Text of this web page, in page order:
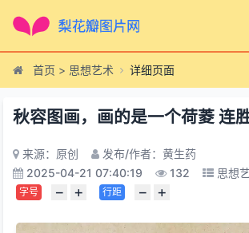
首页 > 思想艺术 详细页面
秋容图画，画的是一个荷菱 连
来源：原创
发布/作者：黄生药
2025-04-21 07:40:19
132 思想
字号 − + 行距 − +